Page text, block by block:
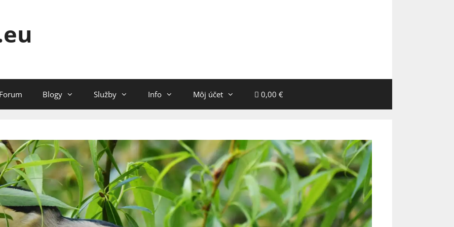
Forum Blogy Služby Info Môj účet 0,00 €